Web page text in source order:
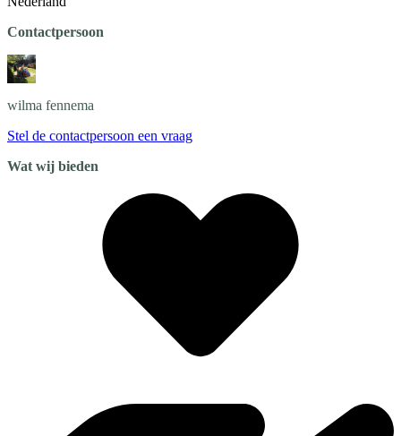
Contactpersoon
wilma fennema
Stel de contactpersoon een vraag
Wat wij bieden